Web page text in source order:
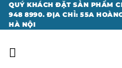
Bỏ
qua
nội
QUÝ KHÁCH ĐẶT SẢN PHẨM
948 8990. ĐỊA CHỈ: 55A
HÀ NỘI